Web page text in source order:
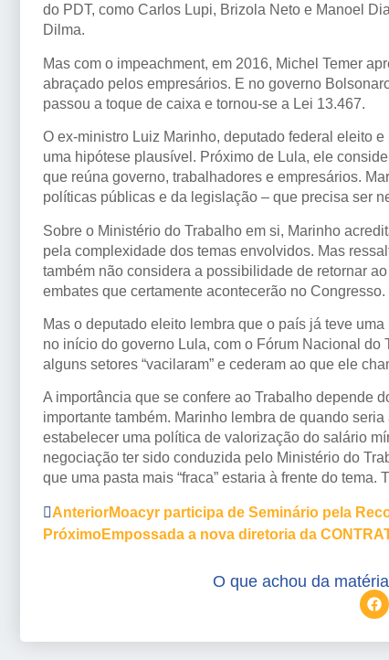
do PDT, como Carlos Lupi, Brizola Neto e Manoel
Dilma.
Mas com o impeachment, em 2016, Michel Temer
abraçado pelos empresários. E no governo
passou a toque de caixa e tornou-se a Lei 13.467.
O ex-ministro Luiz Marinho, deputado federal eleito
uma hipótese plausível. Próximo de Lula, ele
que reúna governo, trabalhadores e empresários.
políticas públicas e da legislação – que precisa ser
Sobre o Ministério do Trabalho em si, Marinho
pela complexidade dos temas envolvidos. Mas
também não considera a possibilidade de retornar
embates que certamente acontecerão no Congresso.
Mas o deputado eleito lembra que o país já teve
no início do governo Lula, com o Fórum Nacional do
alguns setores “vacilaram” e cederam ao que ele
A importância que se confere ao Trabalho depende
importante também. Marinho lembra de quando
estabelecer uma política de valorização do salário
negociação ter sido conduzida pelo Ministério do
que uma pasta mais “fraca” estaria à frente do tema.
AnteriorMoacyr participa de Seminário pela
PróximoEmpossada a nova diretoria da
O que achou da